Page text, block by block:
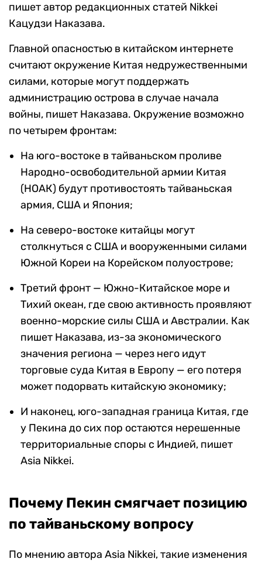
пишет автор редакционных статей Nikkei
Кацудзи Наказава.
Главной опасностью в китайском интернете
считают окружение Китая недружественными
силами, которые могут поддержать
администрацию острова в случае начала
войны, пишет Наказава. Окружение возможно
по четырем фронтам:
На юго-востоке в тайваньском проливе
Народно-освободительной армии Китая
(НОАК) будут противостоять тайваньская
армия, США и Япония;
На северо-востоке китайцы могут
столкнуться с США и вооруженными силами
Южной Кореи на Корейском полуострове;
Третий фронт — Южно-Китайское море и
Тихий океан, где свою активность проявляют
военно-морские силы США и Австралии. Как
пишет Наказава, из-за экономического
значения региона — через него идут
торговые суда Китая в Европу — его потеря
может подорвать китайскую экономику;
И наконец, юго-западная граница Китая, где
у Пекина до сих пор остаются нерешенные
территориальные споры с Индией, пишет
Asia Nikkei.
Почему Пекин смягчает позицию
по тайваньскому вопросу
По мнению автора Asia Nikkei, такие изменения